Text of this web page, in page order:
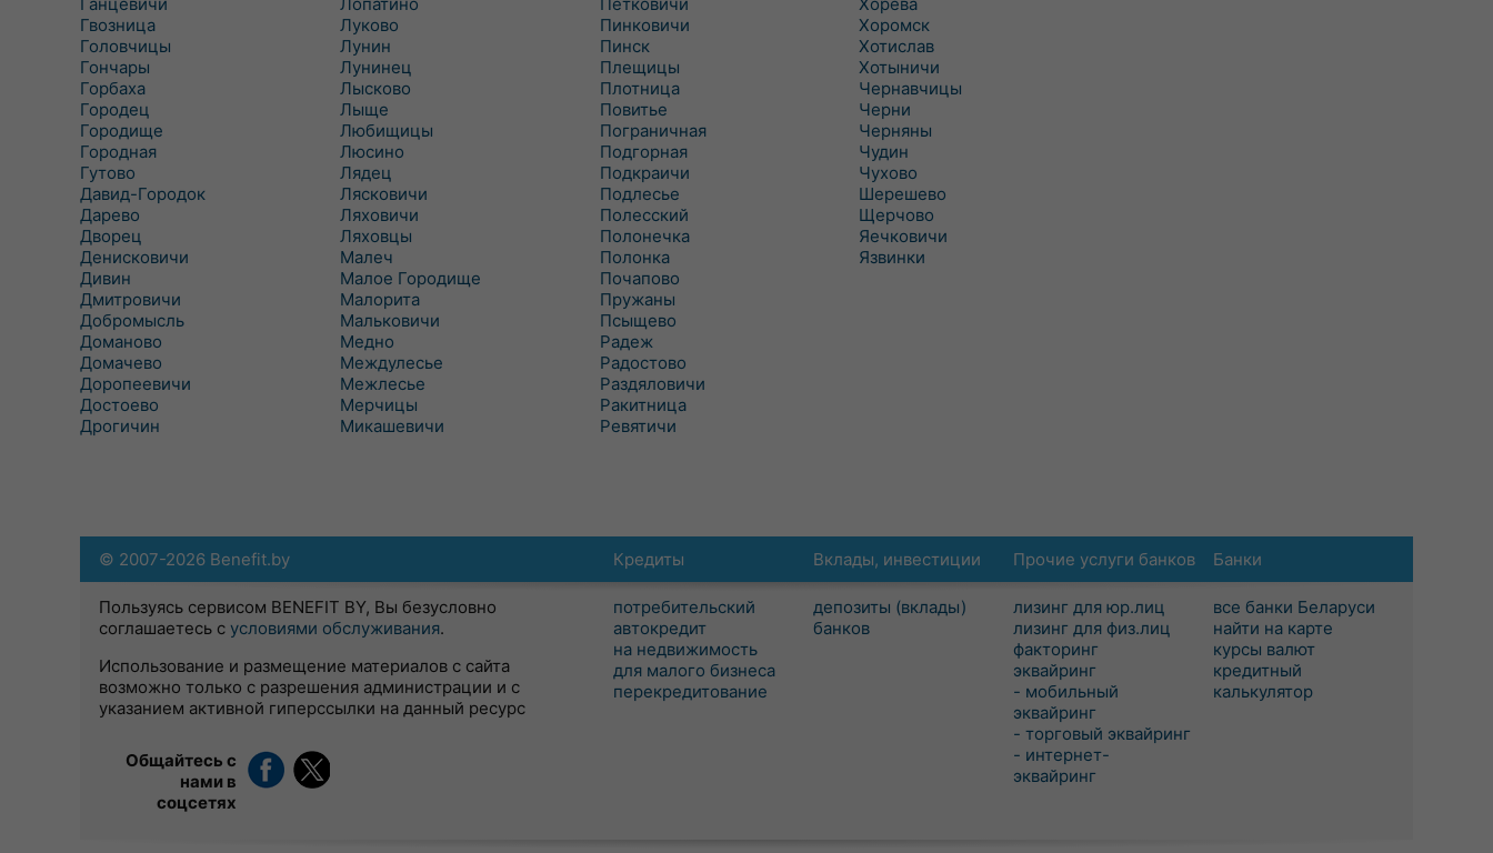
Гвозница
Головчицы
Гончары
Горбаха
Городец
Городище
Городная
Гутово
Давид-Городок
Дарево
Дворец
Денисковичи
Дивин
Дмитровичи
Добромысль
Доманово
Домачево
Доропеевичи
Достоево
Дрогичин
Луково
Лунин
Лунинец
Лысково
Лыще
Любищицы
Люсино
Лядец
Лясковичи
Ляховичи
Ляховцы
Малеч
Малое Городище
Малорита
Мальковичи
Медно
Междулесье
Межлесье
Мерчицы
Микашевичи
Пинковичи
Пинск
Плещицы
Плотница
Повитье
Пограничная
Подгорная
Подкраичи
Подлесье
Полесский
Полонечка
Полонка
Почапово
Пружаны
Псыщево
Радеж
Радостово
Раздяловичи
Ракитница
Ревятичи
Хоромск
Хотислав
Хотыничи
Чернавчицы
Черни
Черняны
Чудин
Чухово
Шерешево
Щерчово
Яечковичи
Язвинки
Кредиты
потребительский
автокредит
на недвижимость
для малого бизнеса
перекредитование
Вклады, инвестиции
депозиты (вклады)
банков
Прочие услуги банков
лизинг для юр.лиц
лизинг для физ.лиц
факторинг
эквайринг
- мобильный
эквайринг
- торговый эквайринг
- интернет-
эквайринг
Банки
все банки Беларуси
найти на карте
курсы валют
кредитный
калькулятор
© 2007-2026 Benefit.by
Пользуясь сервисом BENEFIT BY, Вы безусловно
соглашаетесь с условиями обслуживания.
Использование и размещение материалов с сайта
возможно только с разрешения администрации и с
указанием активной гиперссылки на данный ресурс
Общайтесь с
нами в
соцсетях